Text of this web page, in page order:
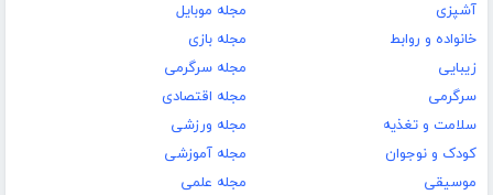
آشپزی
خانواده و روابط
زیبایی
سرگرمی
سلامت و تغذیه
کودک و نوجوان
موسیقی
مجله موبایل
مجله بازی
مجله سرگرمی
مجله اقتصادی
مجله ورزشی
مجله آموزشی
مجله علمی